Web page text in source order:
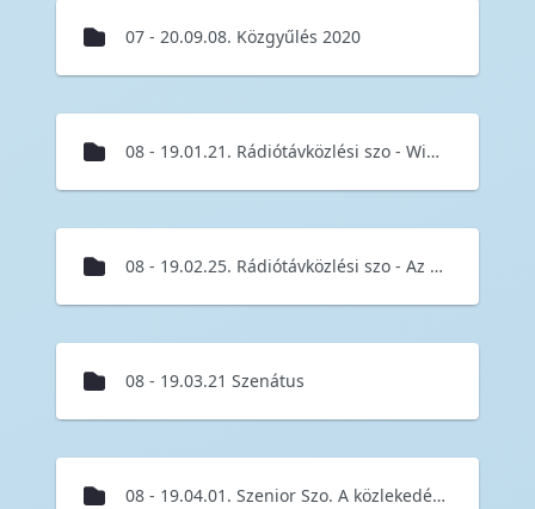
07 - 20.09.08. Közgyűlés 2020
08 - 19.01.21. Rádiótávközlési szo - WiGig az elméletben és a gyakorlatban
08 - 19.02.25. Rádiótávközlési szo - Az 5G már itt van
08 - 19.03.21 Szenátus
08 - 19.04.01. Szenior Szo. A közlekedés digitalizációja